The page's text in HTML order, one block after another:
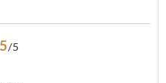
5/5